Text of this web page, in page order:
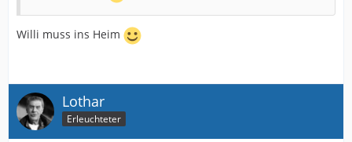
Willi muss ins Heim
Lothar
Erleuchteter